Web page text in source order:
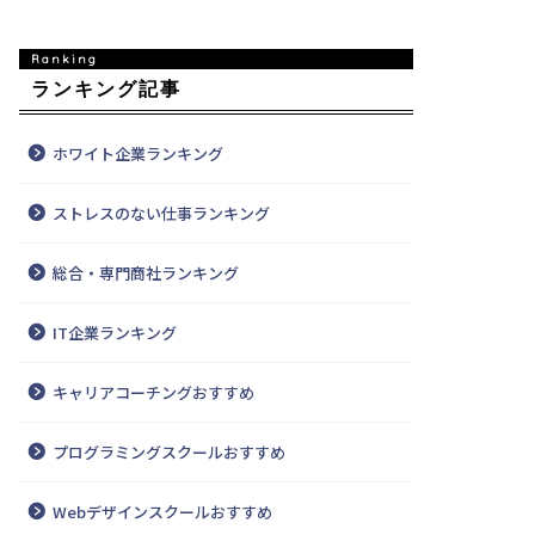
ランキング記事
ホワイト企業ランキング
ストレスのない仕事ランキング
総合・専門商社ランキング
IT企業ランキング
キャリアコーチングおすすめ
プログラミングスクールおすすめ
Webデザインスクールおすすめ